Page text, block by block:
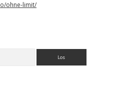
ohne-limit/